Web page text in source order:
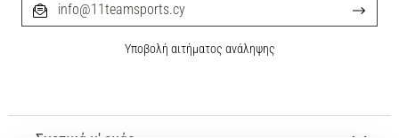
info@11teamsports.cy
Υποβολή αιτήματος ανάληψης